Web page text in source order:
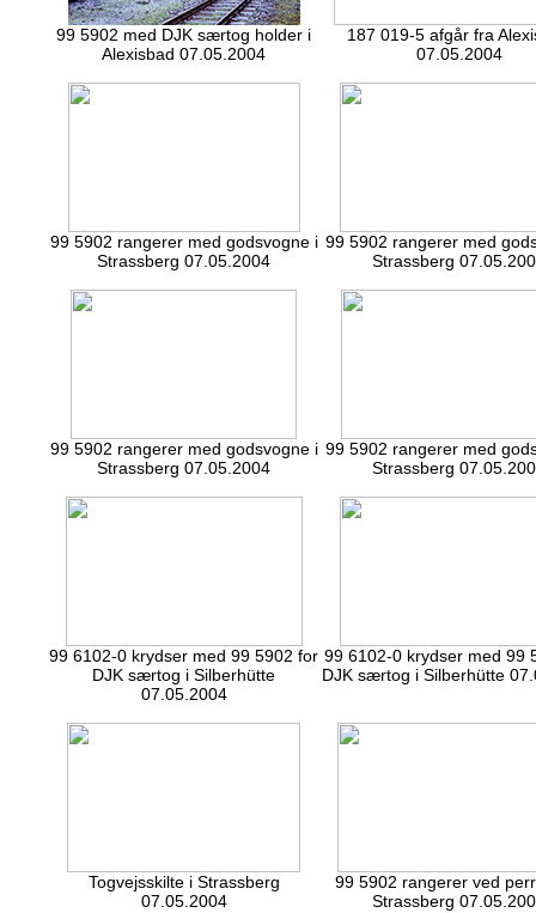
99 5902 med DJK særtog holder i
Alexisbad 07.05.2004
187 019-5 afgår fra
07.05.2004
99 5902 rangerer med godsvogne i
Strassberg 07.05.2004
99 5902 rangerer med
Strassberg
99 5902 rangerer med godsvogne i
Strassberg 07.05.2004
99 5902 rangerer med
Strassberg
99 6102-0 krydser med 99 5902 for
DJK særtog i Silberhütte
07.05.2004
99 6102-0 krydser med 99
DJK særtog i Silberhütte
Togvejsskilte i Strassberg
07.05.2004
99 5902 rangerer ved
Strassberg